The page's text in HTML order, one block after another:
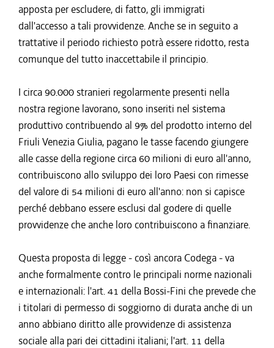
apposta per escludere, di fatto, gli immigrati
dall'accesso a tali provvidenze. Anche se in seguito a
trattative il periodo richiesto potrà essere ridotto, resta
comunque del tutto inaccettabile il principio.
I circa 90.000 stranieri regolarmente presenti nella
nostra regione lavorano, sono inseriti nel sistema
produttivo contribuendo al 9% del prodotto interno del
Friuli Venezia Giulia, pagano le tasse facendo giungere
alle casse della regione circa 60 milioni di euro all'anno,
contribuiscono allo sviluppo dei loro Paesi con rimesse
del valore di 54 milioni di euro all'anno: non si capisce
perché debbano essere esclusi dal godere di quelle
provvidenze che anche loro contribuiscono a finanziare.
Questa proposta di legge - così ancora Codega - va
anche formalmente contro le principali norme nazionali
e internazionali: l'art. 41 della Bossi-Fini che prevede che
i titolari di permesso di soggiorno di durata anche di un
anno abbiano diritto alle provvidenze di assistenza
sociale alla pari dei cittadini italiani; l'art. 11 della